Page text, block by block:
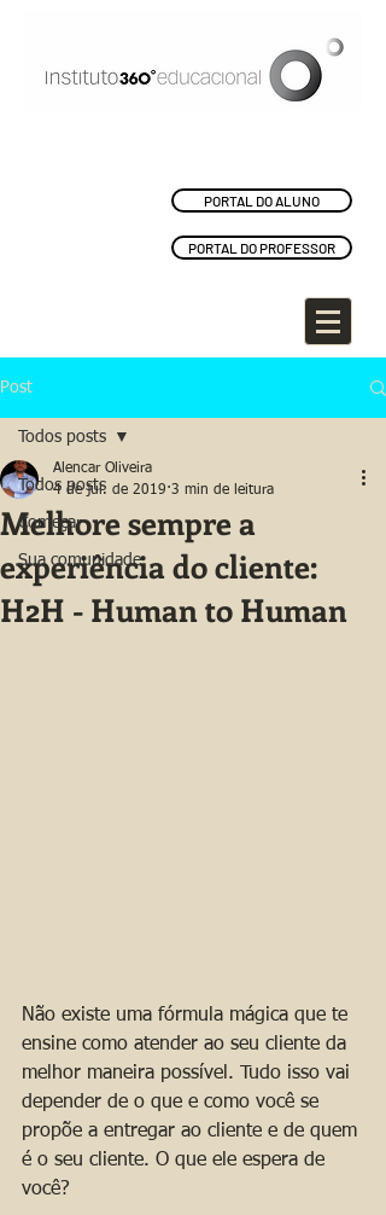
PORTAL DO ALUNO
PORTAL DO PROFESSOR
Post
Todos posts
Começar
Sua comunidade
Todos posts
Melhore sempre a
experiência do cliente:
H2H - Human to Human
Alencar Oliveira
4 de jul. de 2019 3 min de leitura
Não existe uma fórmula mágica que te
ensine como atender ao seu cliente da
melhor maneira possível. Tudo isso vai
depender de o que e como você se
propõe a entregar ao cliente e de quem
é o seu cliente. O que ele espera de
você?